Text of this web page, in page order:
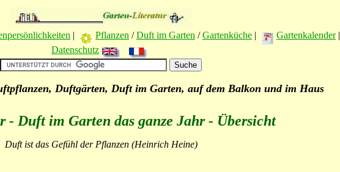
| Pflanzen /Duft im Garten /Gartenküche | Gartenkalender|
Datenschutz
Duftgärten, Duft im Garten, auf dem Balkon und im Haus
- Duft im Garten das ganze Jahr - Übersicht
Duft ist das Gefühl der Pflanzen (Heinrich Heine)